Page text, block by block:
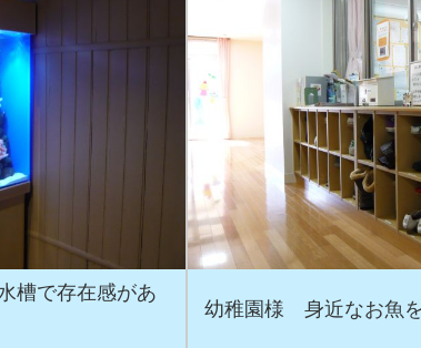
槽で存在感があ
幼稚園様 身近なお魚